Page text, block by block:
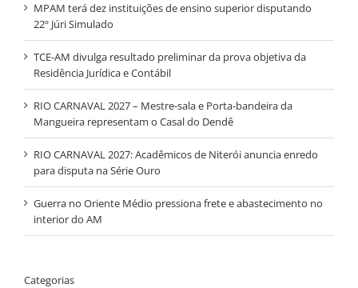
MPAM terá dez instituições de ensino superior disputando
22º Júri Simulado
TCE-AM divulga resultado preliminar da prova objetiva da
Residência Jurídica e Contábil
RIO CARNAVAL 2027 – Mestre-sala e Porta-bandeira da
Mangueira representam o Casal do Dendê
RIO CARNAVAL 2027: Acadêmicos de Niterói anuncia enredo
para disputa na Série Ouro
Guerra no Oriente Médio pressiona frete e abastecimento no
interior do AM
Categorias